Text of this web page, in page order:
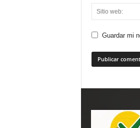
Guardar mi